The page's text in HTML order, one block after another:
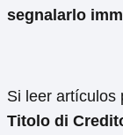
segnalarlo
Si leer artículos
Titolo di